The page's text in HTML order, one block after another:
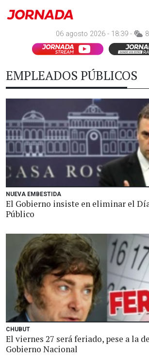
06 agosto 2026 - 18:39 -
EMPLEADOS PÚBLICOS
NUEVA EMBESTIDA
El Gobierno insiste en eliminar el
Público
CHUBUT
El viernes 27 será feriado, pese a la
Gobierno Nacional